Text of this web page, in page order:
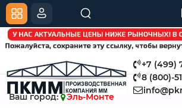
+7 (499)
8 (800)-
Ваш город:
Эль-Монте